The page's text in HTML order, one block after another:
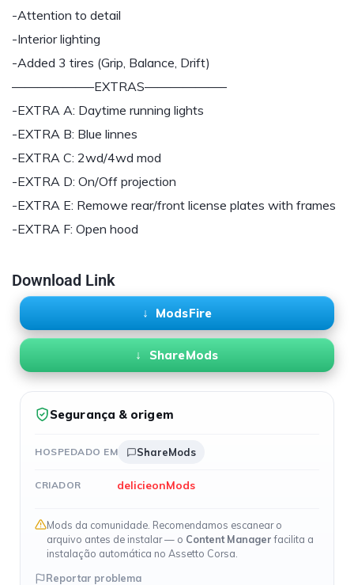
-Attention to detail
-Interior lighting
-Added 3 tires (Grip, Balance, Drift)
——————–EXTRAS——————–
-EXTRA A: Daytime running lights
-EXTRA B: Blue linnes
-EXTRA C: 2wd/4wd mod
-EXTRA D: On/Off projection
-EXTRA E: Remowe rear/front license plates with frames
-EXTRA F: Open hood
Download Link
ModsFire
ShareMods
Segurança & origem
HOSPEDADO EM ShareMods
CRIADOR delicieonMods
Mods da comunidade. Recomendamos escanear o
arquivo antes de instalar — o Content Managerfacilita a
instalação automática no Assetto Corsa.
Reportar problema